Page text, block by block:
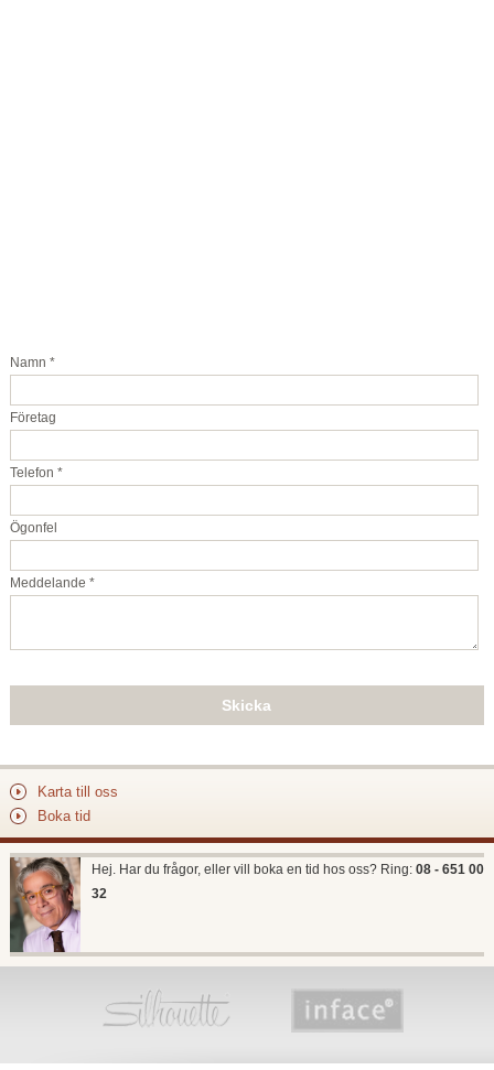
Namn *
Företag
Telefon *
Ögonfel
Meddelande *
Karta till oss
Boka tid
Hej. Har du frågor, eller vill boka en tid hos oss? Ring: 08 - 651 00
32